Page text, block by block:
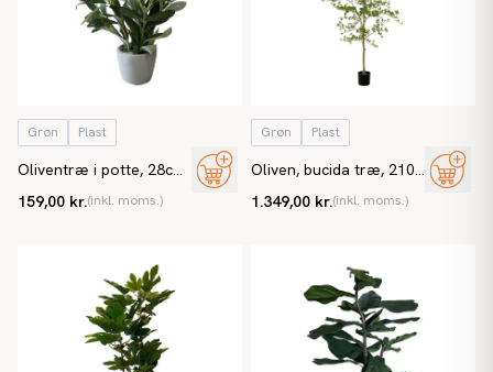
Grøn Plast
Oliventræ i potte, 28cm,
159,00 kr.(inkl. moms.)
Grøn Plast
Oliven, bucida træ, 210
1.349,00 kr.(inkl. moms.)